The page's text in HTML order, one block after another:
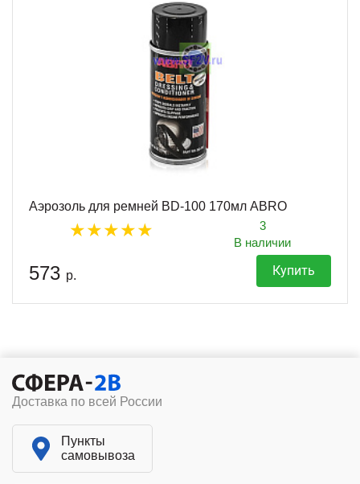
Аэрозоль для ремней BD-100 170мл ABRO
3
В наличии
573 р. Купить
Доставка по всей России
Пункты
самовывоза